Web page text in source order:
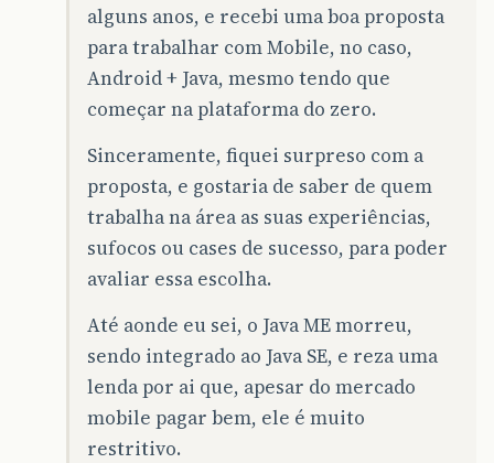
alguns anos, e recebi uma boa proposta
para trabalhar com Mobile, no caso,
Android + Java, mesmo tendo que
começar na plataforma do zero.
Sinceramente, fiquei surpreso com a
proposta, e gostaria de saber de quem
trabalha na área as suas experiências,
sufocos ou cases de sucesso, para poder
avaliar essa escolha.
Até aonde eu sei, o Java ME morreu,
sendo integrado ao Java SE, e reza uma
lenda por ai que, apesar do mercado
mobile pagar bem, ele é muito
restritivo.